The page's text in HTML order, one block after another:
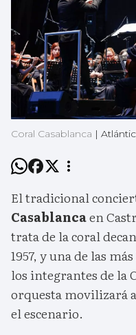
Coral Casablanca |
El tradicional
Casablancaen
trata de la coral
1957, y una de las
los integrantes de la
orquesta movilizará
el escenario.